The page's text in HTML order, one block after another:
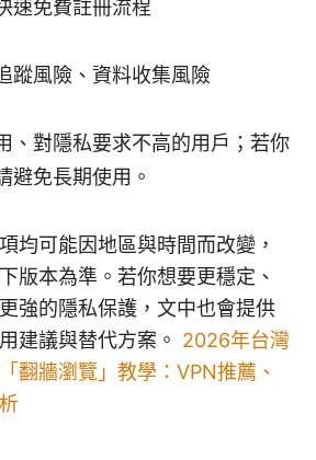
速免費註冊流程
蹤風險、資料收集風險
、對隱私要求不高的用戶；若你
避免長期使用。
均可能因地區與時間而改變，
版本為準。若你想要更穩定、
強的隱私保護，文中也會提供
建議與替代方案。 2026年台灣
翻牆瀏覽」教學：VPN推薦、